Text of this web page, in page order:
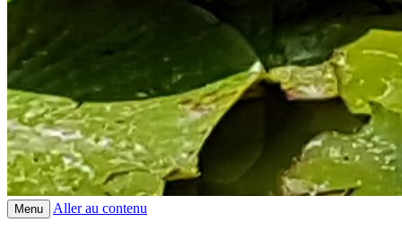
Menu Aller au contenu